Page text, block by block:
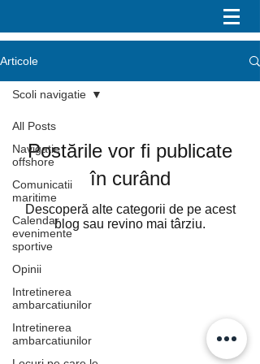
Articole
All Posts
Navigatie
offshore
Comunicatii
maritime
Calendar
evenimente
sportive
Opinii
Intretinerea
ambarcatiunilor
Intretinerea
ambarcatiunilor
Scoli navigatie
Postările vor fi publicate
în curând
Descoperă alte categorii de pe acest
blog sau revino mai târziu.
Asociatia Sportiva Blue Water Club